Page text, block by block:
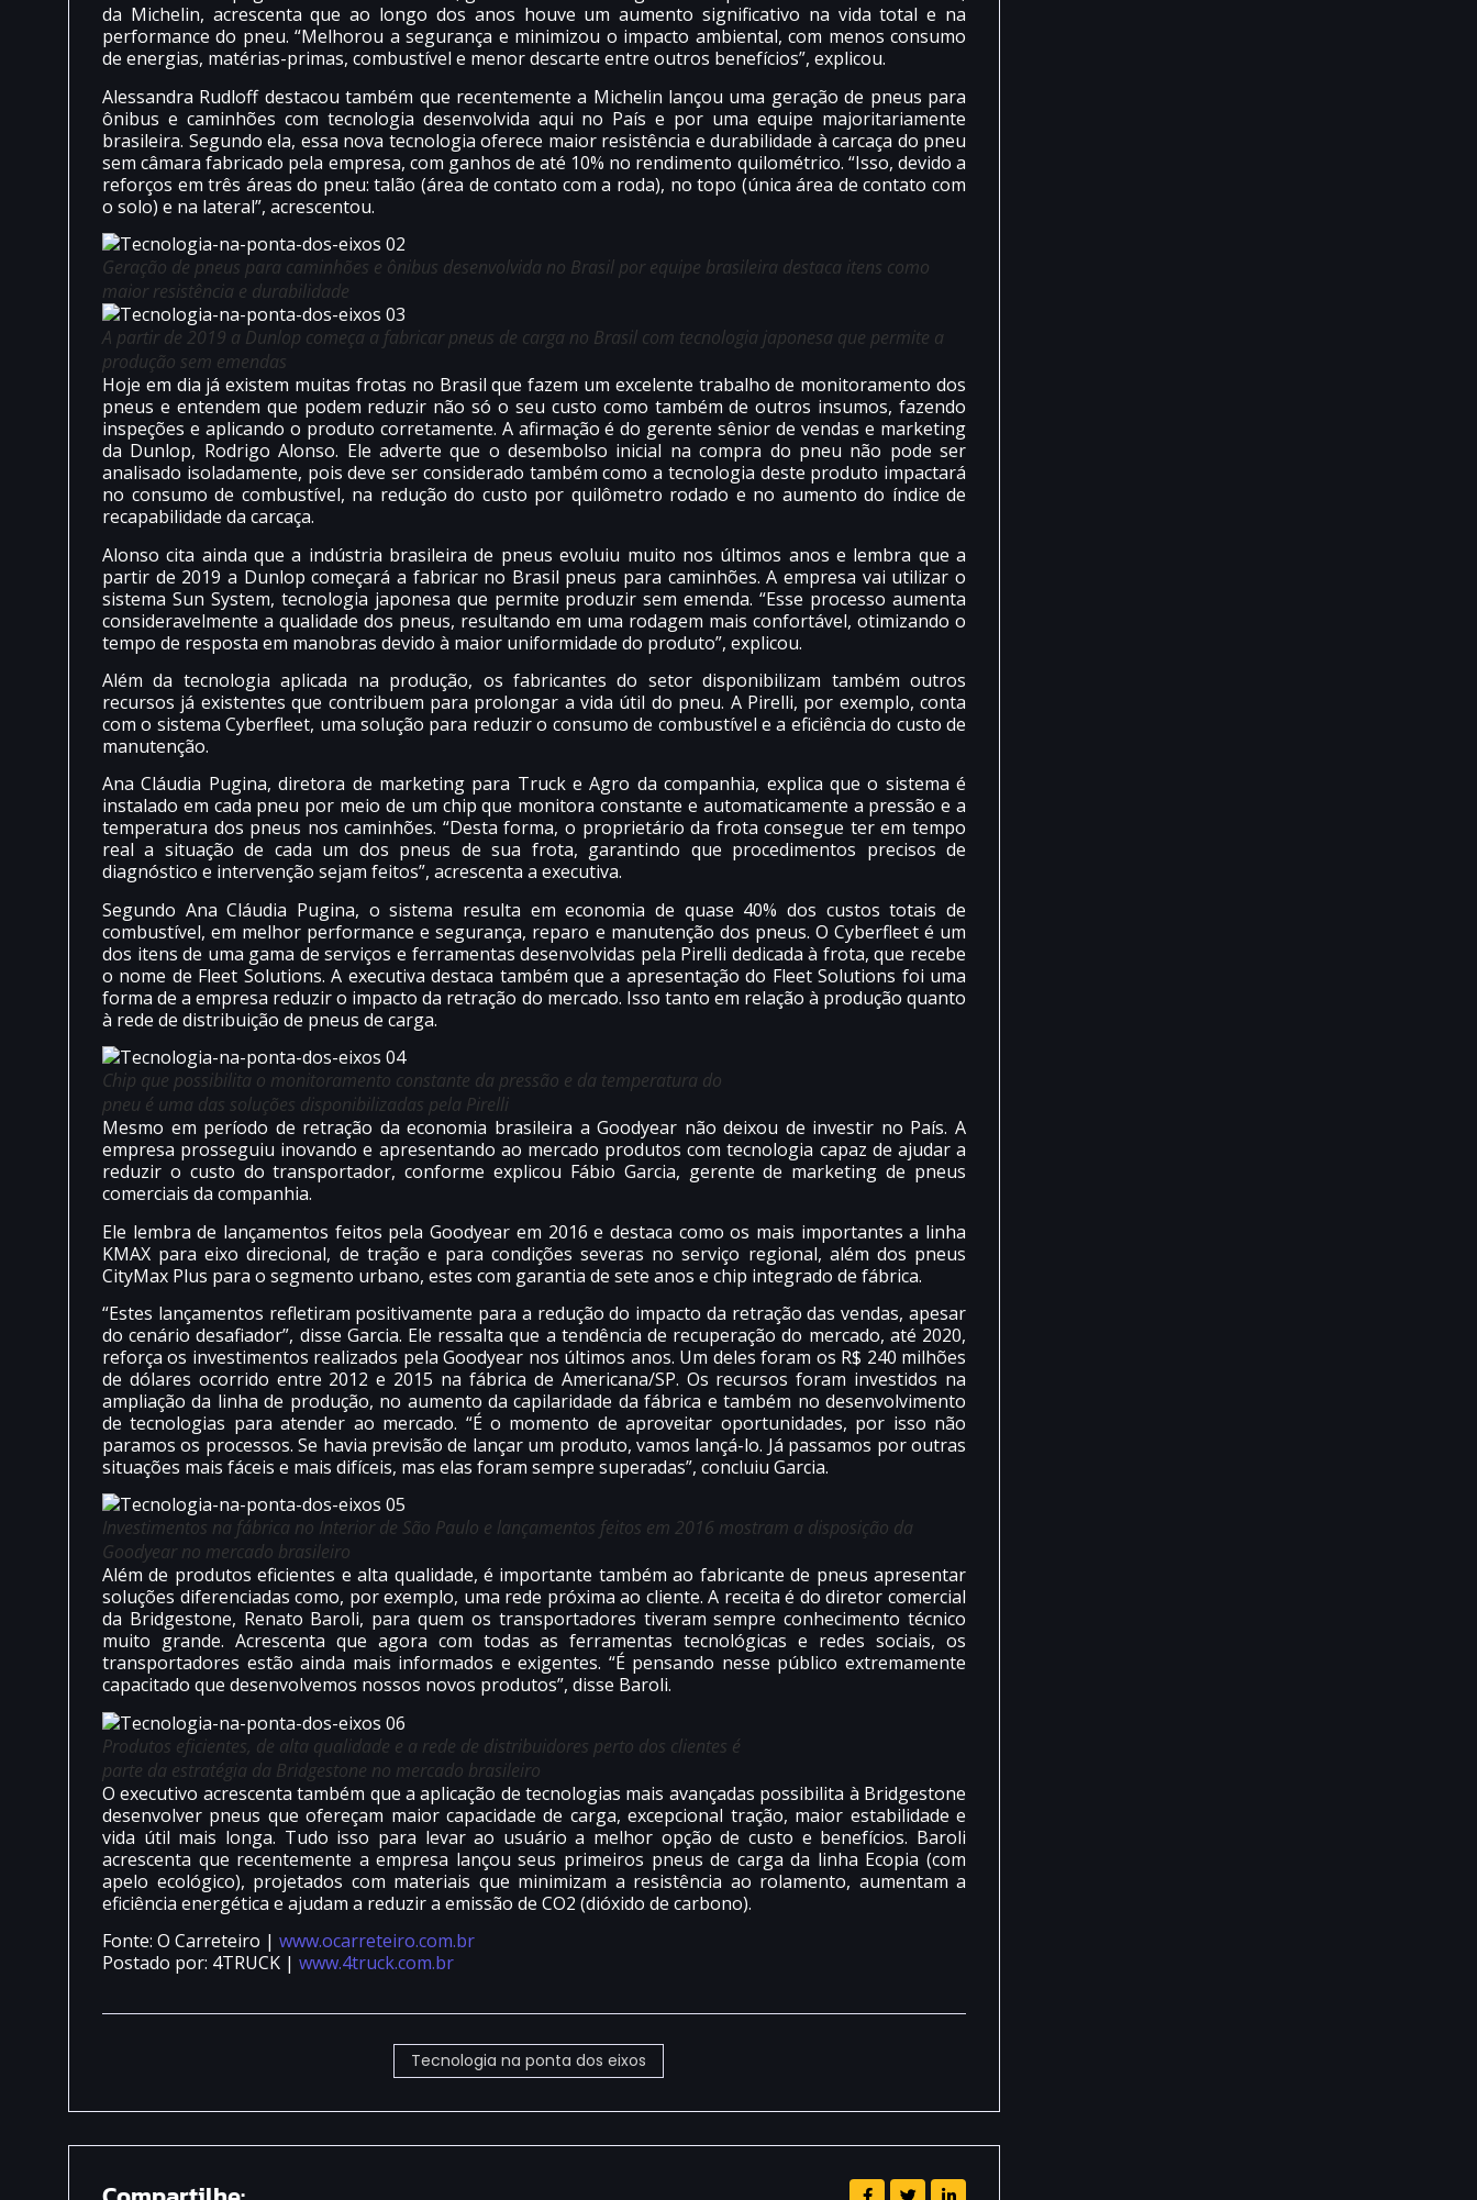
da Michelin, acrescenta que ao longo dos anos houve um aumento significativo na vida total e na
performance do pneu. “Melhorou a segurança e minimizou o impacto ambiental, com menos consumo
de energias, matérias-primas, combustível e menor descarte entre outros benefícios”, explicou.
Alessandra Rudloff destacou também que recentemente a Michelin lançou uma geração de pneus para
ônibus e caminhões com tecnologia desenvolvida aqui no País e por uma equipe majoritariamente
brasileira. Segundo ela, essa nova tecnologia oferece maior resistência e durabilidade à carcaça do pneu
sem câmara fabricado pela empresa, com ganhos de até 10% no rendimento quilométrico. “Isso, devido a
reforços em três áreas do pneu: talão (área de contato com a roda), no topo (única área de contato com
o solo) e na lateral”, acrescentou.
Geração de pneus para caminhões e ônibus desenvolvida no Brasil por equipe brasileira destaca itens como
maior resistência e durabilidade
A partir de 2019 a Dunlop começa a fabricar pneus de carga no Brasil com tecnologia japonesa que permite a
produção sem emendas
Hoje em dia já existem muitas frotas no Brasil que fazem um excelente trabalho de monitoramento dos
pneus e entendem que podem reduzir não só o seu custo como também de outros insumos, fazendo
inspeções e aplicando o produto corretamente. A afirmação é do gerente sênior de vendas e marketing
da Dunlop, Rodrigo Alonso. Ele adverte que o desembolso inicial na compra do pneu não pode ser
analisado isoladamente, pois deve ser considerado também como a tecnologia deste produto impactará
no consumo de combustível, na redução do custo por quilômetro rodado e no aumento do índice de
recapabilidade da carcaça.
Alonso cita ainda que a indústria brasileira de pneus evoluiu muito nos últimos anos e lembra que a
partir de 2019 a Dunlop começará a fabricar no Brasil pneus para caminhões. A empresa vai utilizar o
sistema Sun System, tecnologia japonesa que permite produzir sem emenda. “Esse processo aumenta
consideravelmente a qualidade dos pneus, resultando em uma rodagem mais confortável, otimizando o
tempo de resposta em manobras devido à maior uniformidade do produto”, explicou.
Além da tecnologia aplicada na produção, os fabricantes do setor disponibilizam também outros
recursos já existentes que contribuem para prolongar a vida útil do pneu. A Pirelli, por exemplo, conta
com o sistema Cyberfleet, uma solução para reduzir o consumo de combustível e a eficiência do custo de
manutenção.
Ana Cláudia Pugina, diretora de marketing para Truck e Agro da companhia, explica que o sistema é
instalado em cada pneu por meio de um chip que monitora constante e automaticamente a pressão e a
temperatura dos pneus nos caminhões. “Desta forma, o proprietário da frota consegue ter em tempo
real a situação de cada um dos pneus de sua frota, garantindo que procedimentos precisos de
diagnóstico e intervenção sejam feitos”, acrescenta a executiva.
Segundo Ana Cláudia Pugina, o sistema resulta em economia de quase 40% dos custos totais de
combustível, em melhor performance e segurança, reparo e manutenção dos pneus. O Cyberfleet é um
dos itens de uma gama de serviços e ferramentas desenvolvidas pela Pirelli dedicada à frota, que recebe
o nome de Fleet Solutions. A executiva destaca também que a apresentação do Fleet Solutions foi uma
forma de a empresa reduzir o impacto da retração do mercado. Isso tanto em relação à produção quanto
à rede de distribuição de pneus de carga.
Chip que possibilita o monitoramento constante da pressão e da temperatura do
pneu é uma das soluções disponibilizadas pela Pirelli
Mesmo em período de retração da economia brasileira a Goodyear não deixou de investir no País. A
empresa prosseguiu inovando e apresentando ao mercado produtos com tecnologia capaz de ajudar a
reduzir o custo do transportador, conforme explicou Fábio Garcia, gerente de marketing de pneus
comerciais da companhia.
Ele lembra de lançamentos feitos pela Goodyear em 2016 e destaca como os mais importantes a linha
KMAX para eixo direcional, de tração e para condições severas no serviço regional, além dos pneus
CityMax Plus para o segmento urbano, estes com garantia de sete anos e chip integrado de fábrica.
“Estes lançamentos refletiram positivamente para a redução do impacto da retração das vendas, apesar
do cenário desafiador”, disse Garcia. Ele ressalta que a tendência de recuperação do mercado, até 2020,
reforça os investimentos realizados pela Goodyear nos últimos anos. Um deles foram os R$ 240 milhões
de dólares ocorrido entre 2012 e 2015 na fábrica de Americana/SP. Os recursos foram investidos na
ampliação da linha de produção, no aumento da capilaridade da fábrica e também no desenvolvimento
de tecnologias para atender ao mercado. “É o momento de aproveitar oportunidades, por isso não
paramos os processos. Se havia previsão de lançar um produto, vamos lançá-lo. Já passamos por outras
situações mais fáceis e mais difíceis, mas elas foram sempre superadas”, concluiu Garcia.
Investimentos na fábrica no Interior de São Paulo e lançamentos feitos em 2016 mostram a disposição da
Goodyear no mercado brasileiro
Além de produtos eficientes e alta qualidade, é importante também ao fabricante de pneus apresentar
soluções diferenciadas como, por exemplo, uma rede próxima ao cliente. A receita é do diretor comercial
da Bridgestone, Renato Baroli, para quem os transportadores tiveram sempre conhecimento técnico
muito grande. Acrescenta que agora com todas as ferramentas tecnológicas e redes sociais, os
transportadores estão ainda mais informados e exigentes. “É pensando nesse público extremamente
capacitado que desenvolvemos nossos novos produtos”, disse Baroli.
Produtos eficientes, de alta qualidade e a rede de distribuidores perto dos clientes é
parte da estratégia da Bridgestone no mercado brasileiro
O executivo acrescenta também que a aplicação de tecnologias mais avançadas possibilita à Bridgestone
desenvolver pneus que ofereçam maior capacidade de carga, excepcional tração, maior estabilidade e
vida útil mais longa. Tudo isso para levar ao usuário a melhor opção de custo e benefícios. Baroli
acrescenta que recentemente a empresa lançou seus primeiros pneus de carga da linha Ecopia (com
apelo ecológico), projetados com materiais que minimizam a resistência ao rolamento, aumentam a
eficiência energética e ajudam a reduzir a emissão de CO2 (dióxido de carbono).
Fonte: O Carreteiro | www.ocarreteiro.com.br
Postado por: 4TRUCK | www.4truck.com.br
Tecnologia na ponta dos eixos